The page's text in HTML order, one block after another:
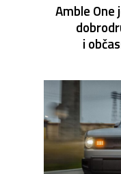
Amble
i